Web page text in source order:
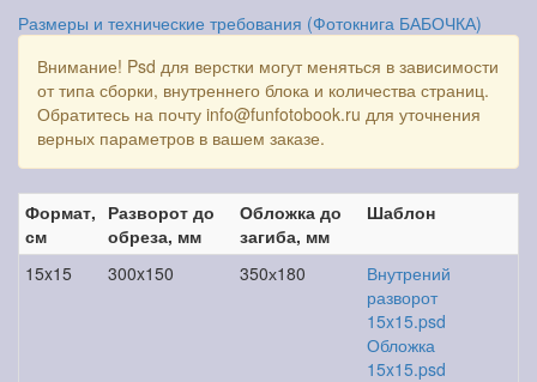
Размеры и технические требования (Фотокнига БАБОЧКА)
Внимание! Psd для верстки могут меняться в зависимости
от типа сборки, внутреннего блока и количества страниц.
Обратитесь на почту info@funfotobook.ru для уточнения
верных параметров в вашем заказе.
Формат,
см
Разворот до
обреза, мм
Обложка до
загиба, мм
Шаблон
15x15 300x150 350х180
Внутрений
разворот
15x15.psd
Обложка
15x15.psd